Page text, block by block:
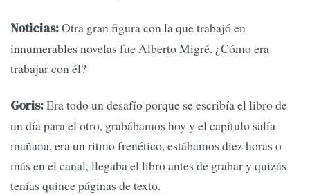
Noticias:Otra gran figura con la que trabajó en
innumerables novelas fue Alberto Migré. ¿Cómo era
trabajar con él?
Goris:Era todo un desafío porque se escribía el libro de
un día para el otro, grabábamos hoy y el capítulo salía
mañana, era un ritmo frenético, estábamos diez horas o
más en el canal, llegaba el libro antes de grabar y quizás
tenías quince páginas de texto.